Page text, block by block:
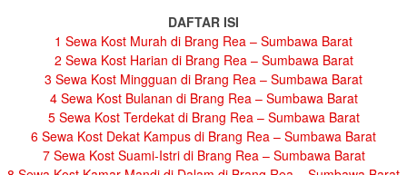
DAFTAR ISI
1 Sewa Kost Murah di Brang Rea – Sumbawa Barat
2 Sewa Kost Harian di Brang Rea – Sumbawa Barat
3 Sewa Kost Mingguan di Brang Rea – Sumbawa Barat
4 Sewa Kost Bulanan di Brang Rea – Sumbawa Barat
5 Sewa Kost Terdekat di Brang Rea – Sumbawa Barat
6 Sewa Kost Dekat Kampus di Brang Rea – Sumbawa Barat
7 Sewa Kost Suami-Istri di Brang Rea – Sumbawa Barat